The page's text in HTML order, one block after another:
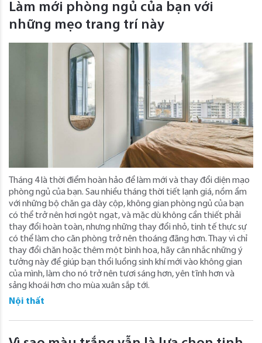
Làm mới phòng ngủ của bạn với
những mẹo trang trí này
Tháng 4 là thời điểm hoàn hảo để làm mới và thay đổi diện mạo
phòng ngủ của bạn. Sau nhiều tháng thời tiết lạnh giá, nồm ẩm
với những bộ chăn ga dày cộp, không gian phòng ngủ của bạn
có thể trở nên hơi ngột ngạt, và mặc dù không cần thiết phải
thay đổi hoàn toàn, nhưng những thay đổi nhỏ, tinh tế thực sự
có thể làm cho căn phòng trở nên thoáng đãng hơn. Thay vì chỉ
thay đổi chăn hoặc thêm một bình hoa, hãy cân nhắc những ý
tưởng này để giúp bạn thổi luồng sinh khí mới vào không gian
của mình, làm cho nó trở nên tươi sáng hơn, yên tĩnh hơn và
sảng khoái hơn cho mùa xuân sắp tới.
Nội thất